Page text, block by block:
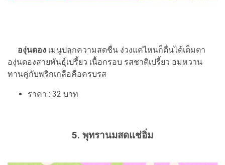
องุ่นดอง เมนูปลุกความสดชื่น ง่วงแค่ไหนก็ตื่นได้เต็มตา
องุ่นดองสายพันธุ์เปรี้ยว เนื้อกรอบ รสชาติเปรี้ยว อมหวาน
ทานคู่กับพริกเกลือคือครบรส
ราคา : 32 บาท
5. พุทรานมสดแช่อิ่ม